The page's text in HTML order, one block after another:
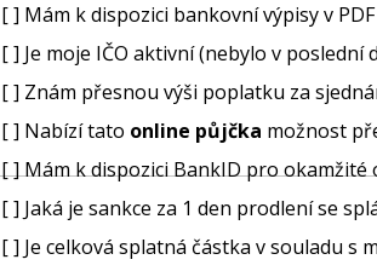
[ ] Mám k dispozici bankovní výpisy v
[ ] Je moje IČO aktivní (nebylo v poslední
[ ] Znám přesnou výši poplatku za
[ ] Nabízí tato online půjčka možnost
[ ] Mám k dispozici BankID pro okamžité
[ ] Jaká je sankce za 1 den prodlení se
[ ] Je celková splatná částka v souladu s